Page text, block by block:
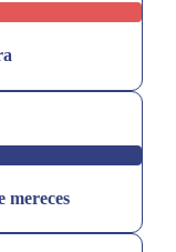
mereces